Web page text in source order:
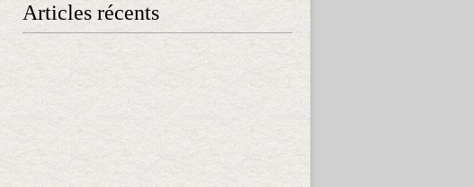
Articles récents